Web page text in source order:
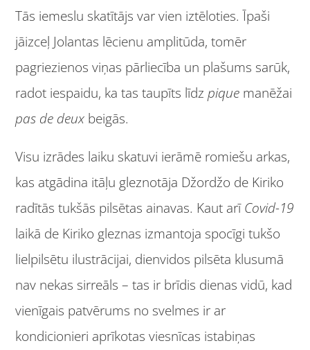
Tās iemeslu skatītājs var vien iztēloties. Īpaši
jāizceļ Jolantas lēcienu amplitūda, tomēr
pagriezienos viņas pārliecība un plašums sarūk,
radot iespaidu, ka tas taupīts līdzpique manēžai
pas de deux beigās.
Visu izrādes laiku skatuvi ierāmē romiešu arkas,
kas atgādina itāļu gleznotāja Džordžo de Kiriko
radītās tukšās pilsētas ainavas. Kaut arīCovid-19
laikā de Kiriko gleznas izmantoja spocīgi tukšo
lielpilsētu ilustrācijai, dienvidos pilsēta klusumā
nav nekas sirreāls – tas ir brīdis dienas vidū, kad
vienīgais patvērums no svelmes ir ar
kondicionieri aprīkotas viesnīcas istabiņas